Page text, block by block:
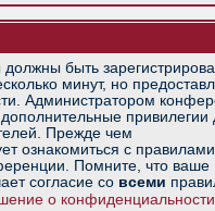
быть
минут, но
Администратором
привилегии
Прежде чем
ознакомиться с
Помните, что ваше
согласие со всеми
о конфиденциальности